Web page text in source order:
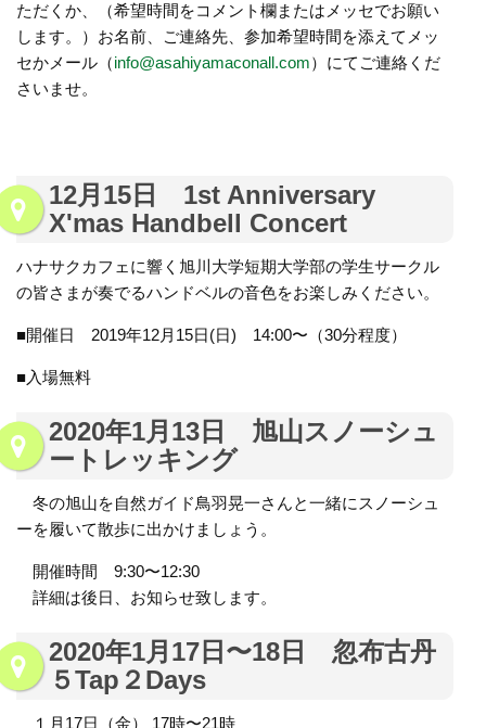
ただくか、（希望時間をコメント欄またはメッセでお願い
します。）お名前、ご連絡先、参加希望時間を添えてメッ
セかメール（info@asahiyamaconall.com）にてご連絡くだ
さいませ。
12月15日 1st Anniversary
X'mas Handbell Concert
ハナサクカフェに響く旭川大学短期大学部の学生サークル
の皆さまが奏でるハンドベルの音色をお楽しみください。
■開催日 2019年12月15日(日) 14:00〜（30分程度）
■入場無料
2020年1月13日 旭山スノーシュ
ートレッキング
冬の旭山を自然ガイド鳥羽晃一さんと一緒にスノーシュ
ーを履いて散歩に出かけましょう。
開催時間 9:30〜12:30
詳細は後日、お知らせ致します。
2020年1月17日〜18日 忽布古丹
５Tap２Days
１月17日（金） 17時〜21時